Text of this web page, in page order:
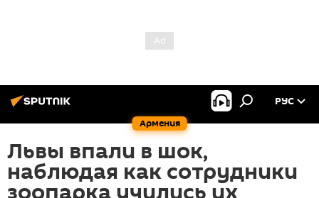
Армения
РУС
Львы впали в шок,
наблюдая как сотрудники